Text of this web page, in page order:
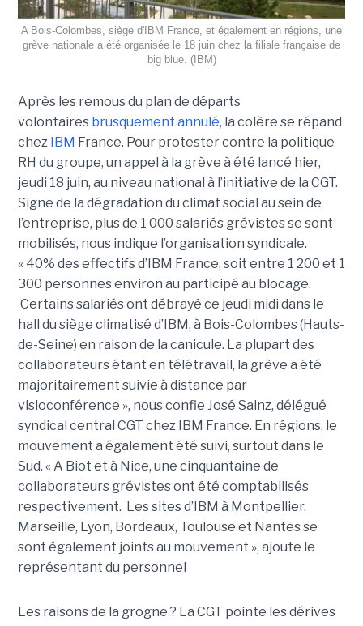
A Bois-Colombes, siège d'IBM France, et également en régions, une
grève nationale a été organisée le 18 juin chez la filiale française de
big blue. (IBM)
Après les remous du plan de départs
volontaires brusquement annulé, la colère se répand
chez IBM France. Pour protester contre la politique
RH du groupe, un appel à la grève à été lancé hier,
jeudi 18 juin, au niveau national à l’initiative de la CGT.
Signe de la dégradation du climat social au sein de
l’entreprise, plus de 1 000 salariés grévistes se sont
mobilisés, nous indique l’organisation syndicale.
« 40% des effectifs d’IBM France, soit entre 1 200 et 1
300 personnes environ au participé au blocage.
Certains salariés ont débrayé ce jeudi midi dans le
hall du siège climatisé d’IBM, à Bois-Colombes (Hauts-
de-Seine) en raison de la canicule. La plupart des
collaborateurs étant en télétravail, la grève a été
majoritairement suivie à distance par
visioconférence », nous confie José Sainz, délégué
syndical central CGT chez IBM France. En régions, le
mouvement a également été suivi, surtout dans le
Sud. « A Biot et à Nice, une cinquantaine de
collaborateurs grévistes ont été comptabilisés
respectivement. Les sites d’IBM à Montpellier,
Marseille, Lyon, Bordeaux, Toulouse et Nantes se
sont également joints au mouvement », ajoute le
représentant du personnel
Les raisons de la grogne ? La CGT pointe les dérives